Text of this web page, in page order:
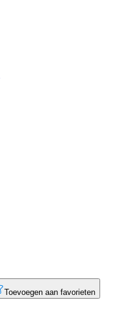
Toevoegen aan favorieten